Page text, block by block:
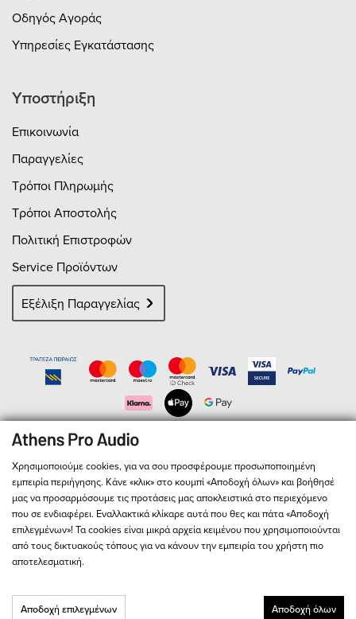
Οδηγός Αγοράς
Υπηρεσίες Εγκατάστασης
Υποστήριξη
Επικοινωνία
Παραγγελίες
Τρόποι Πληρωμής
Τρόποι Αποστολής
Πολιτική Επιστροφών
Service Προϊόντων
Εξέλιξη Παραγγελίας
© 2026Athens Pro Audio- All Rights Reserved
την
Χρησιμοποιούμε cookies, για να σου προσφέρουμε προσωποποιημένη
εμπειρία περιήγησης. Κάνε «κλικ» στο κουμπί «Αποδοχή όλων» και βοήθησέ
μας να προσαρμόσουμε τις προτάσεις μας αποκλειστικά στο περιεχόμενο
που σε ενδιαφέρει. Εναλλακτικά κλίκαρε αυτά που θες και πάτα «Αποδοχή
επιλεγμένων»! Τα cookies είναι μικρά αρχεία κειμένου που χρησιμοποιούνται
από τους δικτυακούς τόπους για να κάνουν την εμπειρία του χρήστη πιο
αποτελεσματική.
Αποδοχή επιλεγμένων Αποδοχή όλων